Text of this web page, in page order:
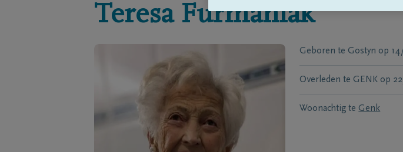
Teresa Furmaniak
Geboren te Gostyn op
Overleden te GENK op
Woonachtig te Genk